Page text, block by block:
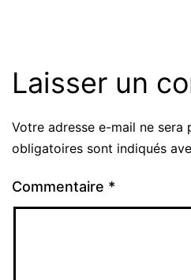
Laisser un
Votre adresse e-mail ne sera
obligatoires sont indiqués
Commentaire *